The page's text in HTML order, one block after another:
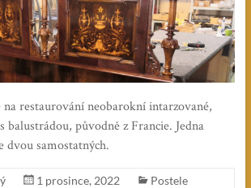
na restaurování neobarokní intarzované,
balustrádou, původně z Francie. Jedna
dvou samostatných.
1 prosince, 2022 Postele